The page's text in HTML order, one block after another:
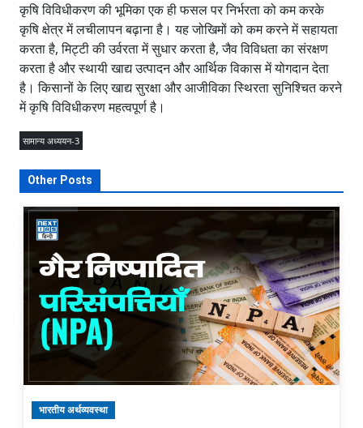
कृषि विविधीकरण की भूमिका एक ही फसल पर निर्भरता को कम करके
कृषि क्षेत्र में लचीलापन बढ़ाना है। यह जोखिमों को कम करने में सहायता
करता है, मिट्टी की उर्वरता में सुधार करता है, जैव विविधता का संरक्षण
करता है और स्थायी खाद्य उत्पादन और आर्थिक विकास में योगदान देता
है। किसानों के लिए खाद्य सुरक्षा और आजीविका स्थिरता सुनिश्चित करने
में कृषि विविधीकरण महत्वपूर्ण है।
सामान्य अध्ययन-3
Other Posts
भारतीय अर्थव्यवस्था